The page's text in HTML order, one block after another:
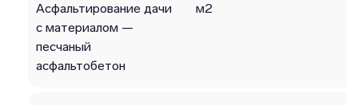
Асфальтирование дачи
с материалом —
песчаный
асфальтобетон
м2